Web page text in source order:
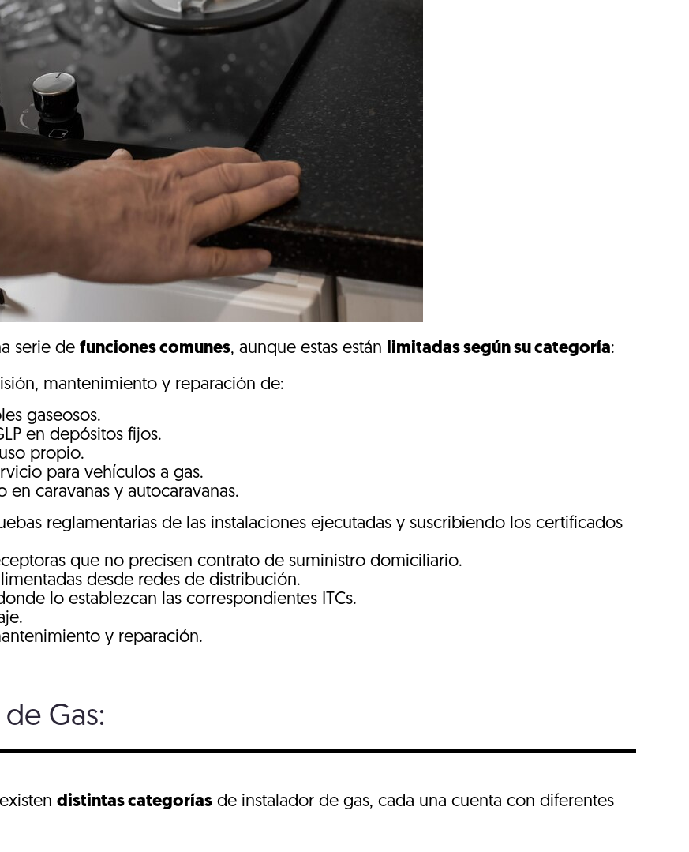
serie defunciones comunes, aunque estas están limitadas según su categoría:
mantenimiento y reparación de:
gaseosos.
en depósitos fijos.
propio.
para vehículos a gas.
en caravanas y autocaravanas.
reglamentarias de las instalaciones ejecutadas y suscribiendo los certificados
que no precisen contrato de suministro domiciliario.
desde redes de distribución.
lo establezcan las correspondientes ITCs.
y reparación.
Gas:
distintas categorías de instalador de gas, cada una cuenta con diferentes